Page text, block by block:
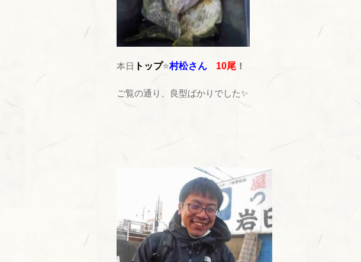
本日 トップ⭐村松さん 10尾 ！
ご覧の通り、良型ばかりでした✨